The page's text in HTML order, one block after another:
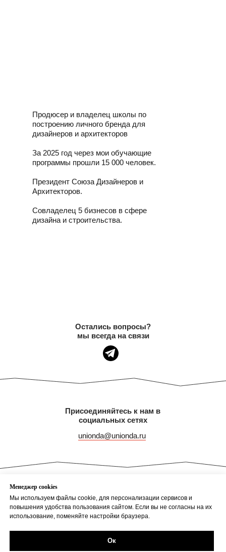
Mенеджер cookies
Мы используем файлы cookie, для персонализации сервисов и
повышения удобства пользования сайтом. Если вы не согласны на их
использование, поменяйте настройки браузера.
Ок
Подать заявку на вступление
Продюсер и владелец школы по
построению личного бренда для
дизайнеров и архитекторов
За 2025 год через мои обучающие
программы прошли 15 000 человек.
Президент Союза Дизайнеров и
Архитекторов.
Совладелец 5 бизнесов в сфере
дизайна и строительства.
Присоединяйтесь к нам в
социальных сетях
Остались вопросы?
мы всегда на связи
unionda@unionda.ru
ОГРНИП 317774600064350
ИНН 772374441590
Договор оферты
Согласие на обработку данных